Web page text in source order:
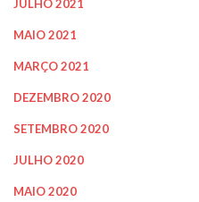
JULHO 2021
MAIO 2021
MARÇO 2021
DEZEMBRO 2020
SETEMBRO 2020
JULHO 2020
MAIO 2020